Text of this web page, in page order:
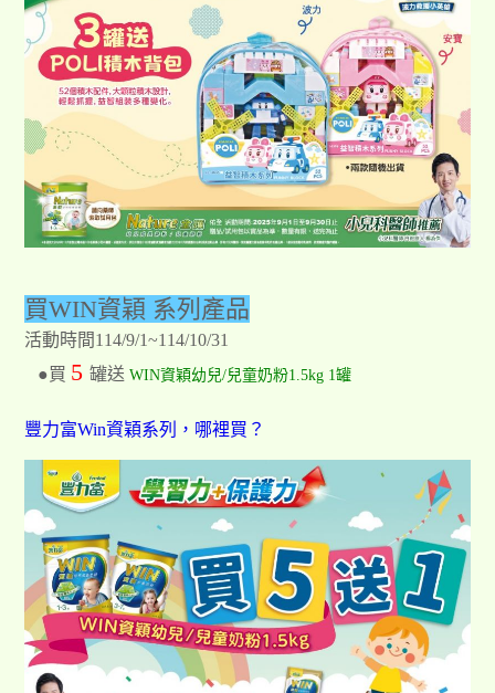
買WIN資穎 系列產品
活動時間114/9/1~114/10/31
●買 5罐送WIN資穎幼兒/兒童奶粉1.5kg 1罐
豐力富Win資穎系列，哪裡買？